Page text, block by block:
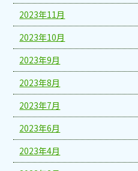
2023年11月
2023年10月
2023年9月
2023年8月
2023年7月
2023年6月
2023年4月